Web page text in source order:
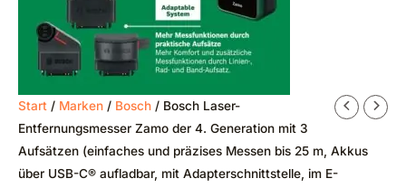
Start / Marken / Bosch / Bosch Laser-
Entfernungsmesser Zamo der 4. Generation mit 3
Aufsätzen (einfaches und präzises Messen bis 25 m, Akkus
über USB-C® aufladbar, mit Adapterschnittstelle, im E-